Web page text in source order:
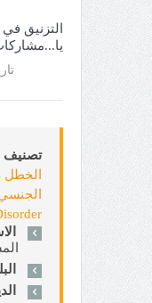
التزنيق
تصنيف